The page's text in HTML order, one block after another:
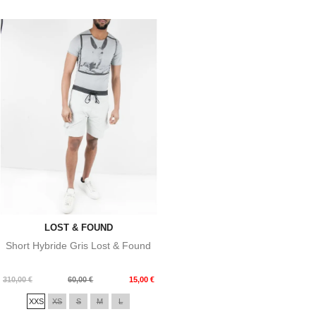
LOST & FOUND
Short Hybride Gris Lost & Found
310,00 €
Prix
60,00 € 15,00 €
Prix
XXS XS S M L